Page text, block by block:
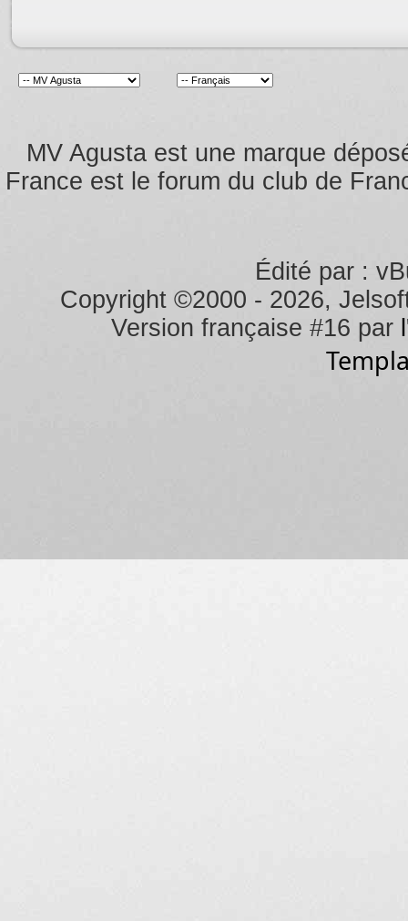
MV Agusta est une marque
France est le forum du club de
Édité par :
Copyright ©2000 - 2026,
Version française #16 par